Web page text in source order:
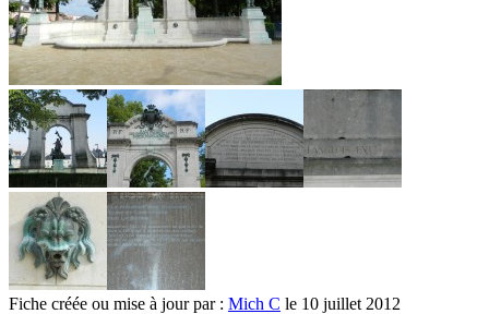
Fiche créée ou mise à jour par : Mich C le 10 juillet 2012